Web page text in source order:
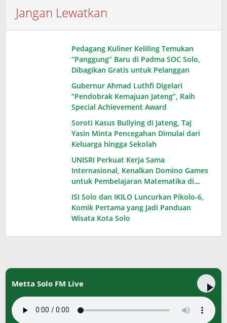
Jangan Lewatkan
Pedagang Kuliner Keliling Temukan
“Panggung” Baru di Padma SOC Solo,
Dibagikan Gratis untuk Pelanggan
Gubernur Ahmad Luthfi Digelari
“Pendobrak Kemajuan Jateng”, Raih
Special Achievement Award
Soroti Kasus Bullying di Jateng, Taj
Yasin Minta Pencegahan Dimulai dari
Keluarga hingga Sekolah
UNISRI Perkuat Kerja Sama
Internasional, Kenalkan Domino Games
untuk Pembelajaran Matematika di
ISI Solo dan IKILO Luncurkan Pikolo-6,
Komik Pertama yang Jadi Panduan
Wisata Kota Solo
Metta Solo FM Live